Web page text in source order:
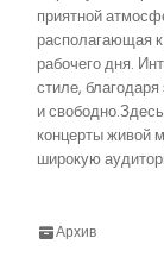
приятной
располагающая
рабочего дня.
стиле,
и
концерты живой
широкую
Архив